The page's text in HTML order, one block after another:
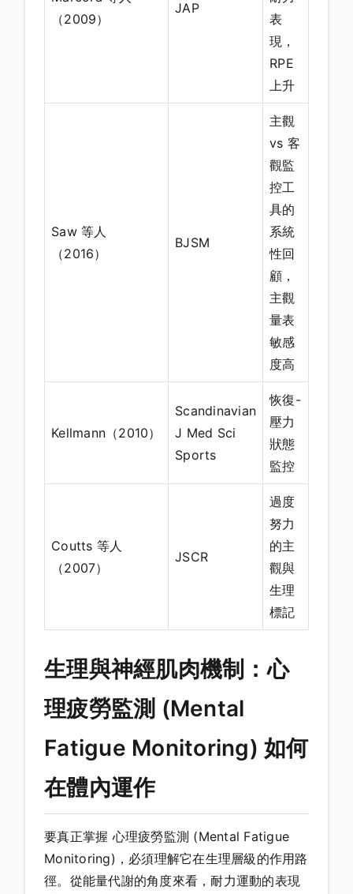
（2009）
JAP
表
現，
RPE
上升
Saw 等人
（2016）
BJSM
主觀
vs 客
觀監
控工
具的
系統
性回
顧，
主觀
量表
敏感
度高
Kellmann（2010）
Scandinavian
J Med Sci
Sports
恢復-
壓力
狀態
監控
Coutts 等人
（2007）
JSCR
過度
努力
的主
觀與
生理
標記
生理與神經肌肉機制：心
理疲勞監測 (Mental
Fatigue Monitoring) 如何
在體內運作
要真正掌握 心理疲勞監測 (Mental Fatigue
Monitoring)，必須理解它在生理層級的作用路
徑。從能量代謝的角度來看，耐力運動的表現